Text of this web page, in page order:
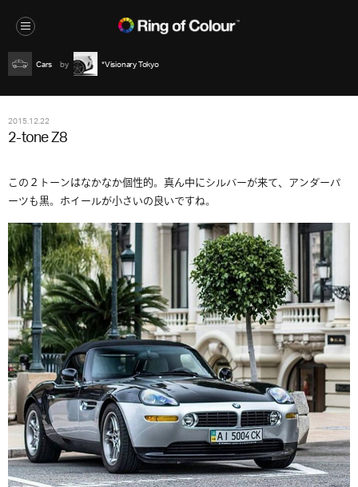
Cars *Visionary Tokyo
2015.12.22
2-tone Z8
この２トーンはなかなか個性的。真ん中にシルバーが来て、アンダーパ
ーツも黒。ホイールが小さいの良いですね。